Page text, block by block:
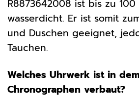
R8873642008 ist bis zu 100
wasserdicht. Er ist somit
und Duschen geeignet,
Tauchen.
Welches Uhrwerk ist in dem
Chronographen verbaut?